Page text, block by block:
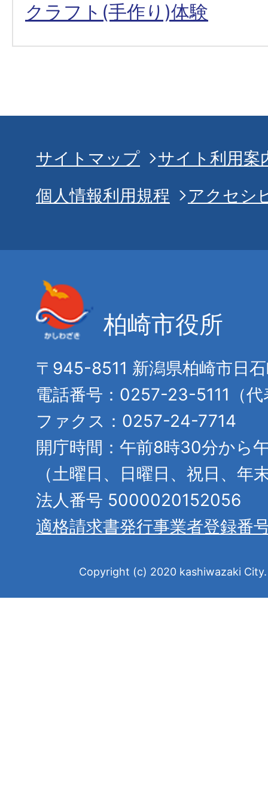
クラフト(手作り)体験
サイトマップ
サイト利用案
個人情報利用規程
アクセシ
柏崎市役所
〒945-8511 新潟県柏崎市日
電話番号：0257-23-5111（代
ファクス：0257-24-7714
開庁時間：午前8時30分から
（土曜日、日曜日、祝日、年
法人番号 5000020152056
適格請求書発行事業者登録番
Copyright (c) 2020 kashiwazaki